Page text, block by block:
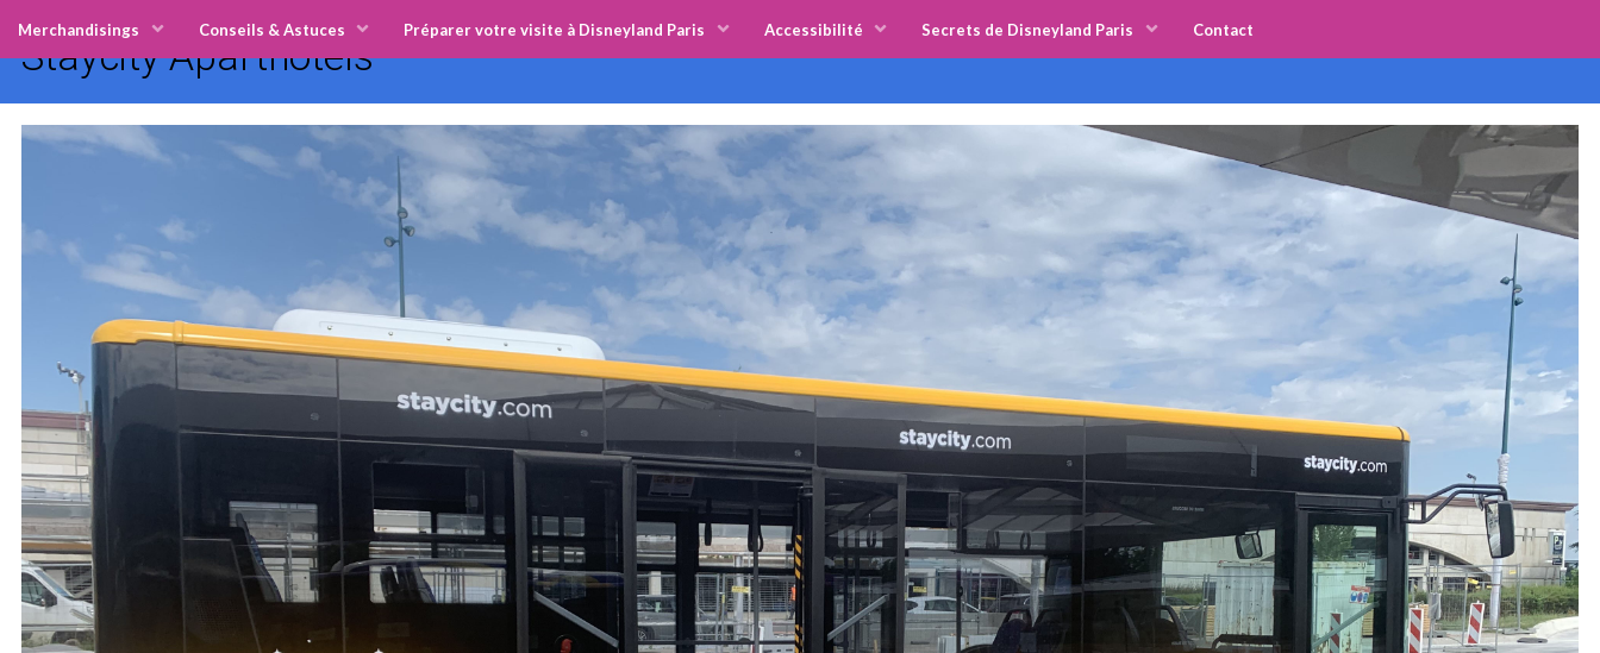
Merchandisings Conseils & Astuces Préparer votre visite à Disneyland Paris Accessibilité Secrets de Disneyland Paris Contact
Staycity Aparthotels